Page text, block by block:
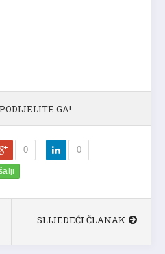
GA!
0 0
SLIJEDEĆI ČLANAK